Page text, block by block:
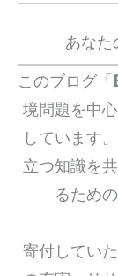
あなた
このブログ「
境問題を中
しています
立つ知識を
るため
寄付してい